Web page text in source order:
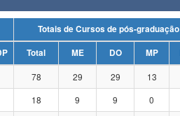
Totais de Cursos de pós-graduação
Total ME DO MP
78 29 29 13
18 9 9 0